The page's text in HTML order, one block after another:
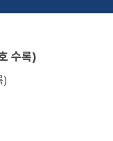
수록)
)